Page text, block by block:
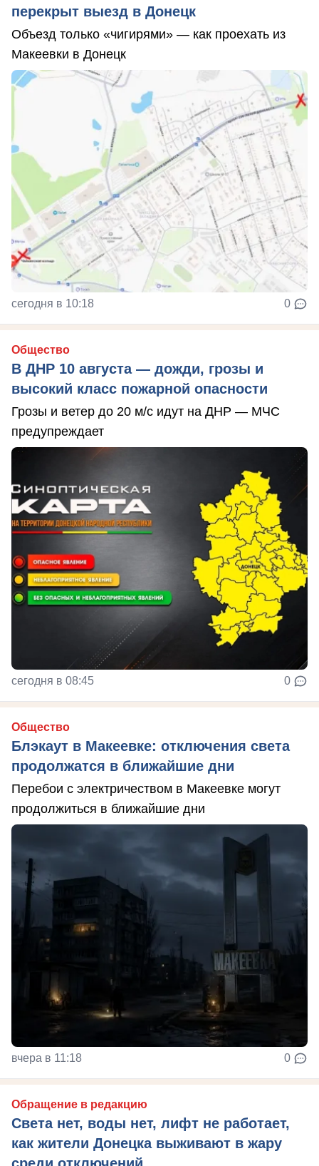
перекрыт выезд в Донецк
Объезд только «чигирями» — как проехать из
Макеевки в Донецк
сегодня в 10:18 0
Общество
В ДНР 10 августа — дожди, грозы и
высокий класс пожарной опасности
Грозы и ветер до 20 м/с идут на ДНР — МЧС
предупреждает
сегодня в 08:45 0
Общество
Блэкаут в Макеевке: отключения света
продолжатся в ближайшие дни
Перебои с электричеством в Макеевке могут
продолжиться в ближайшие дни
вчера в 11:18 0
Обращение в редакцию
Света нет, воды нет, лифт не работает,
как жители Донецка выживают в жару